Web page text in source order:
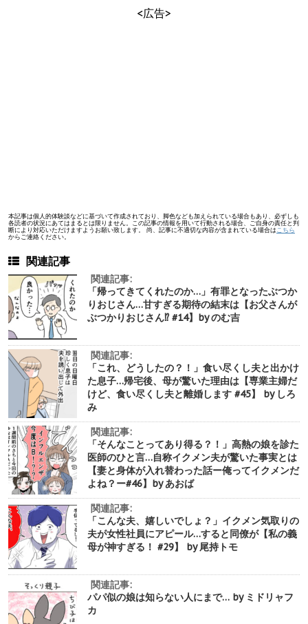
<広告>
本記事は個人的体験談などに基づいて作成されており、脚色なども加えられている場合もあり、必ずしも
各読者の状況にあてはまるとは限りません。この記事の情報を用いて行動される場合、ご自身の責任と判
断により対応いただけますようお願い致します。 尚、記事に不適切な内容が含まれている場合は こちら
からご連絡ください。
関連記事
関連記事:
「帰ってきてくれたのか…」有罪となったぶつか
りおじさん…甘すぎる期待の結末は【お父さんが
ぶつかりおじさん⁉︎ #14】by のむ吉
関連記事:
「これ、どうしたの？！」食い尽くし夫と出かけ
た息子…帰宅後、母が驚いた理由は【専業主婦だ
けど、食い尽くし夫と離婚します #45】 by しろ
み
関連記事:
「そんなことってあり得る？！」高熱の娘を診た
医師のひと言…自称イクメン夫が驚いた事実とは
【妻と身体が入れ替わった話ー俺ってイクメンだ
よね？ー#46】by あおば
関連記事:
「こんな夫、嬉しいでしょ？」イクメン気取りの
夫が女性社員にアピール…すると同僚が【私の義
母が神すぎる！ #29】 by 尾持トモ
関連記事:
パパ似の娘は知らない人にまで… by ミドリャフ
カ